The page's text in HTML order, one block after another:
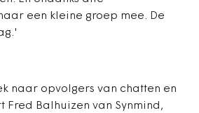
een kleine groep mee. De
naar opvolgers van chatten en
Fred Balhuizen van Synmind,